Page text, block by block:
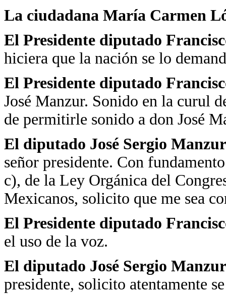
La ciudadana María Carmen
El Presidente diputado
hiciera que la nación se lo
El Presidente diputado
José Manzur. Sonido en la curul
de permitirle sonido a don José
El diputado José Sergio
señor presidente. Con
c), de la Ley Orgánica del
Mexicanos, solicito que me sea
El Presidente diputado
el uso de la voz.
El diputado José Sergio
presidente, solicito atentamente